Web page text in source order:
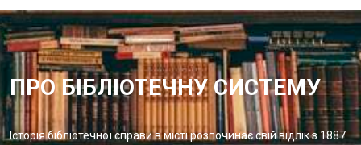
ПРО БІБЛІОТЕЧНУ СИСТЕМУ
Історія бібліотечної справи в місті розпочинає свій відлік з 1887